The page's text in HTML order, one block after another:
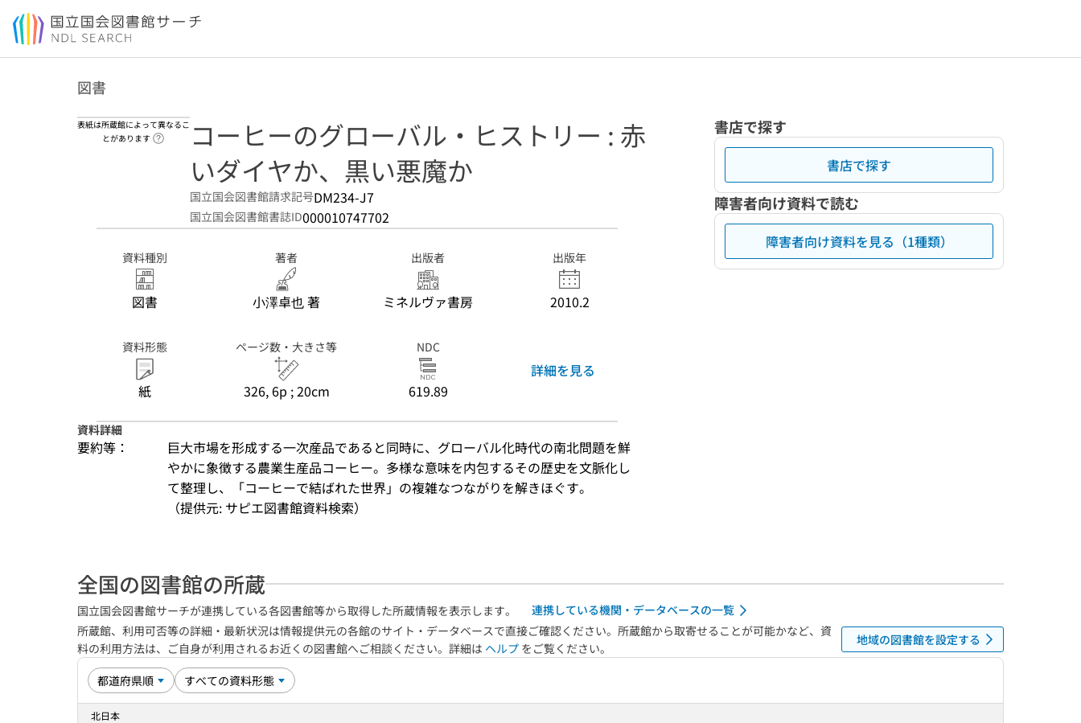
本文へ移動
図書
表紙は所蔵館によって異なるこ
とがあります
ヘルプページへのリンク
コーヒーのグローバル・ヒストリー : 赤
いダイヤか、黒い悪魔か
国立国会図書館請求記号DM234-J7
国立国会図書館書誌ID000010747702
資料種別
図書
著者
小澤卓也 著
出版者
ミネルヴァ書房
出版年
2010.2
資料形態
紙
ページ数・大きさ等
326, 6p ; 20cm
NDC
619.89
詳細を見る
資料詳細
要約等：
巨大市場を形成する一次産品であると同時に、グローバル化時代の南北問題を鮮
やかに象徴する農業生産品コーヒー。多様な意味を内包するその歴史を文脈化し
て整理し、「コーヒーで結ばれた世界」の複雑なつながりを解きほぐす。
（提供元: サピエ図書館資料検索）
書店で探す
書店で探す
障害者向け資料で読む
障害者向け資料を見る（1種類）
全国の図書館の所蔵
国立国会図書館サーチが連携している各図書館等から取得した所蔵情報を表示します。
連携している機関・データベースの一覧
所蔵館、利用可否等の詳細・最新状況は情報提供元の各館のサイト・データベースで直接ご確認ください。所蔵館から取寄せることが可能かなど、資
料の利用方法は、ご自身が利用されるお近くの図書館へご相談ください。詳細は ヘルプ をご覧ください。
地域の図書館を設定する
北日本